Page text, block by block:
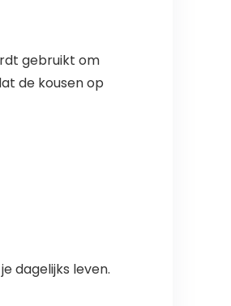
gebruikt om
de kousen op
dagelijks leven.